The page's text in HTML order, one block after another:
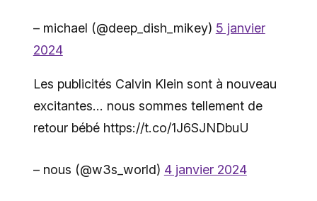
– michael (@deep_dish_mikey) 5 janvier
2024
Les publicités Calvin Klein sont à nouveau
excitantes… nous sommes tellement de
retour bébé https://t.co/1J6SJNDbuU
– nous (@w3s_world) 4 janvier 2024